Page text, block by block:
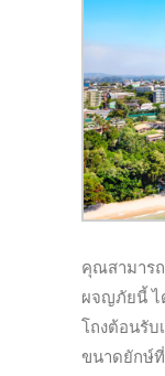
คุณสามาร
ผจญภัยนี้ ไ
โถงต้อนรับ
ขนาดยักษ์